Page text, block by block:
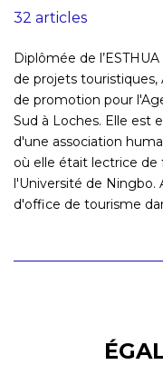
32 articles
Diplômée de
de projets
de promotion pour
Sud à Loches. Elle est
d'une association
où elle était lectrice de
l'Université de Ningbo.
d'office de tourisme